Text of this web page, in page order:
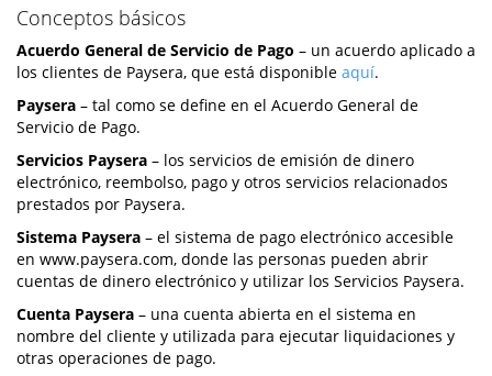
Conceptos básicos
Acuerdo General de Servicio de Pago – un acuerdo aplicado a
los clientes de Paysera, que está disponible aquí.
Paysera – tal como se define en el Acuerdo General de
Servicio de Pago.
Servicios Paysera – los servicios de emisión de dinero
electrónico, reembolso, pago y otros servicios relacionados
prestados por Paysera.
Sistema Paysera – el sistema de pago electrónico accesible
en www.paysera.com, donde las personas pueden abrir
cuentas de dinero electrónico y utilizar los Servicios Paysera.
Cuenta Paysera – una cuenta abierta en el sistema en
nombre del cliente y utilizada para ejecutar liquidaciones y
otras operaciones de pago.